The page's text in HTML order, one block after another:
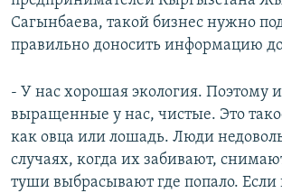
Сагынбаева, такой бизнес нужно
правильно доносить информацию
- У нас хорошая экология. Поэтому
выращенные у нас, чистые. Это
как овца или лошадь. Люди
случаях, когда их забивают,
туши выбрасывают где попало. Если